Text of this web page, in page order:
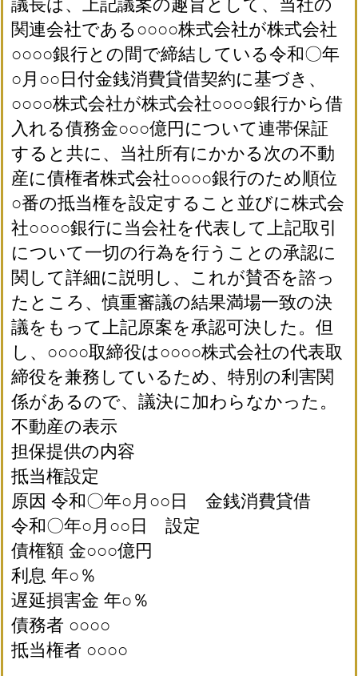
議長は、上記議案の趣旨として、当社の
関連会社である○○○○株式会社が株式会社
○○○○銀行との間で締結している令和〇年
○月○○日付金銭消費貸借契約に基づき、
○○○○株式会社が株式会社○○○○銀行から借
入れる債務金○○○億円について連帯保証
すると共に、当社所有にかかる次の不動
産に債権者株式会社○○○○銀行のため順位
○番の抵当権を設定すること並びに株式会
社○○○○銀行に当会社を代表して上記取引
について一切の行為を行うことの承認に
関して詳細に説明し、これが賛否を諮っ
たところ、慎重審議の結果満場一致の決
議をもって上記原案を承認可決した。但
し、○○○○取締役は○○○○株式会社の代表取
締役を兼務しているため、特別の利害関
係があるので、議決に加わらなかった。
不動産の表示
担保提供の内容
抵当権設定
原因 令和〇年○月○○日 金銭消費貸借
令和〇年○月○○日 設定
債権額 金○○○億円
利息 年○％
遅延損害金 年○％
債務者 ○○○○
抵当権者 ○○○○